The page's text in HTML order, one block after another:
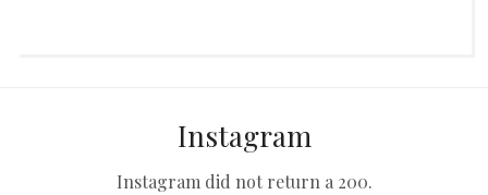
Instagram
Instagram did not return a 200.